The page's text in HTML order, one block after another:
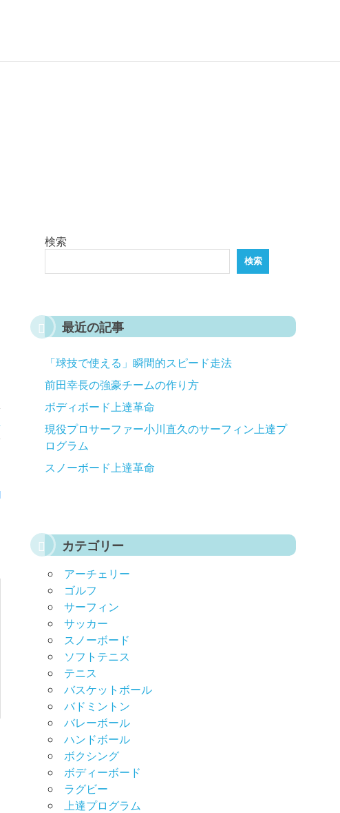
検索
検索
最近の記事
「球技で使える」瞬間的スピード走法
前田幸長の強豪チームの作り方
ボディボード上達革命
現役プロサーファー小川直久のサーフィン上達プ
ログラム
スノーボード上達革命
カテゴリー
アーチェリー
ゴルフ
サーフィン
サッカー
スノーボード
ソフトテニス
テニス
バスケットボール
バドミントン
バレーボール
ハンドボール
ボクシング
ボディーボード
ラグビー
上達プログラム